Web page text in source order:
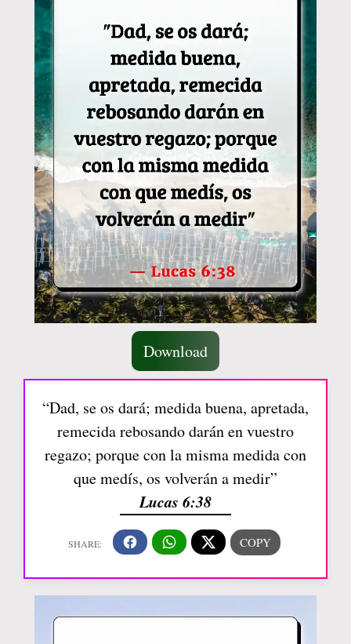
Download
“Dad, se os dará; medida buena, apretada,
remecida rebosando darán en vuestro
regazo; porque con la misma medida con
que medís, os volverán a medir”
Lucas 6:38